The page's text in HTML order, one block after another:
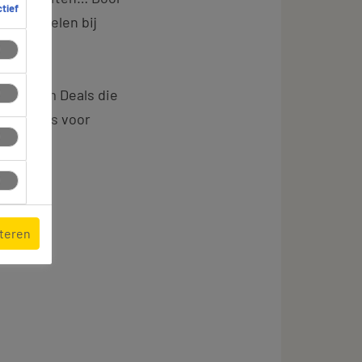
voordelen bij
Team Deals die
voor
.